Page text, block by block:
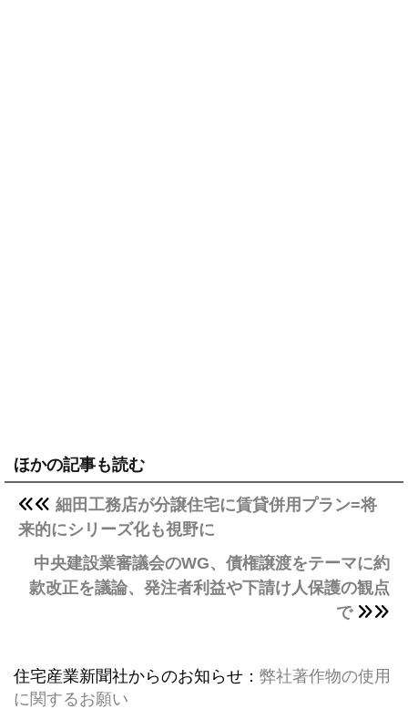
ほかの記事も読む
細田工務店が分譲住宅に賃貸併用プラン=将
来的にシリーズ化も視野に
中央建設業審議会のWG、債権譲渡をテーマに約
款改正を議論、発注者利益や下請け人保護の観点
で
住宅産業新聞社からのお知らせ： 弊社著作物の使用
に関するお願い